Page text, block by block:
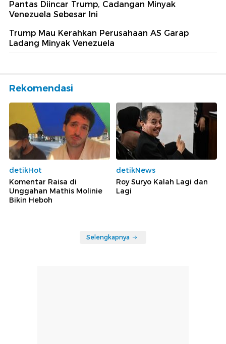
Pantas Diincar Trump, Cadangan Minyak
Venezuela Sebesar Ini
Trump Mau Kerahkan Perusahaan AS Garap
Ladang Minyak Venezuela
Rekomendasi
detikHot
Komentar Raisa di
Unggahan Mathis Molinie
Bikin Heboh
detikNews
Roy Suryo Kalah Lagi dan
Lagi
Selengkapnya